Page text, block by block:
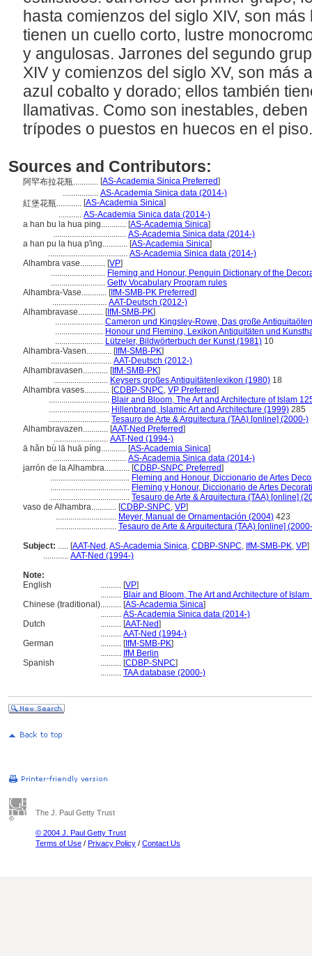
hasta comienzos del siglo XIV, son
tienen un cuello corto, lustre
y angulosas. Jarrones del segundo
XIV y comienzos del siglo XV, son más
azul cobalto y dorado; ellos también
llamativas. Como son inestables,
trípodes o puestos en huecos en el
Sources and Contributors:
阿罕布拉花瓶............ [AS-Academia Sinica Preferred]
................. AS-Academia Sinica data (2014-)
紅堡花瓶............ [AS-Academia Sinica]
........... AS-Academia Sinica data (2014-)
a han bu la hua ping............ [AS-Academia Sinica]
................................... AS-Academia Sinica data (2014-)
a han pu la hua p'ing............ [AS-Academia Sinica]
...................................... AS-Academia Sinica data (2014-)
Alhambra vase............ [VP]
.......................... Fleming and Honour, Penguin Dictionary of the
.......................... Getty Vocabulary Program rules
Alhambra-Vase............ [IfM-SMB-PK Preferred]
.......................... AAT-Deutsch (2012-)
Alhambravase............ [IfM-SMB-PK]
....................... Cameron und Kingsley-Rowe, Das große
....................... Honour und Fleming, Lexikon Antiquitäten und
....................... Lützeler, Bildwörterbuch der Kunst (1981) 10
Alhambra-Vasen............ [IfM-SMB-PK]
............................. AAT-Deutsch (2012-)
Alhambravasen............ [IfM-SMB-PK]
.......................... Keysers großes Antiquitätenlexikon (1980) 18
Alhambra vases............ [CDBP-SNPC, VP Preferred]
............................. Blair and Bloom, The Art and Architecture of Islam
............................. Hillenbrand, Islamic Art and Architecture (1999) 285
............................. Tesauro de Arte & Arquitectura (TAA) [online] (2000-)
Alhambravazen............ [AAT-Ned Preferred]
.......................... AAT-Ned (1994-)
ā hǎn bù lā huā píng............ [AS-Academia Sinica]
................................... AS-Academia Sinica data (2014-)
jarrón de la Alhambra............ [CDBP-SNPC Preferred]
...................................... Fleming and Honour, Diccionario de Artes
...................................... Fleming y Honour, Diccionario de Artes
...................................... Tesauro de Arte & Arquitectura (TAA) [online]
vaso de Alhambra............ [CDBP-SNPC, VP]
............................. Meyer, Manual de Ornamentación (2004) 423
............................. Tesauro de Arte & Arquitectura (TAA) [online]
Subject: ..... [AAT-Ned ,AS-Academia Sinica, CDBP-SNPC, IfM-SMB-PK, VP]
............ AAT-Ned (1994-)
Note:
English
.......... [VP]
.......... Blair and Bloom, The Art and Architecture of
Chinese (traditional).......... [AS-Academia Sinica]
.......... AS-Academia Sinica data (2014-)
Dutch
.......... [AAT-Ned]
.......... AAT-Ned (1994-)
German
.......... [IfM-SMB-PK]
.......... IfM Berlin
Spanish
.......... [CDBP-SNPC]
.......... TAA database (2000-)
The J. Paul Getty Trust
© 2004 J. Paul Getty Trust
Terms of Use / Privacy Policy / Contact Us